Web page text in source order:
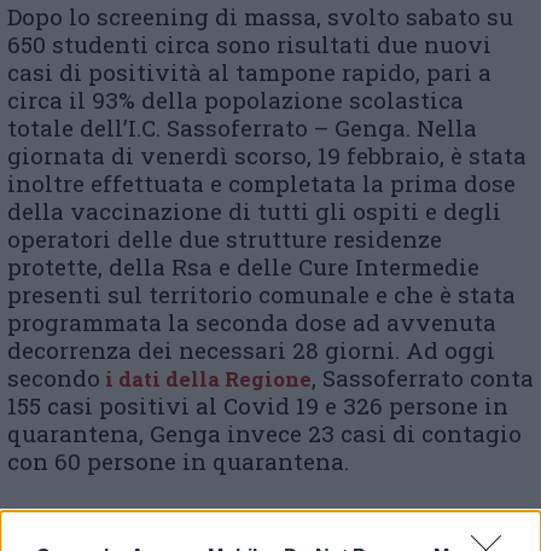
Dopo lo screening di massa, svolto sabato su
650 studenti circa sono risultati due nuovi
casi di positività al tampone rapido, pari a
circa il 93% della popolazione scolastica
totale dell’I.C. Sassoferrato – Genga. Nella
giornata di venerdì scorso, 19 febbraio, è stata
inoltre effettuata e completata la prima dose
della vaccinazione di tutti gli ospiti e degli
operatori delle due strutture residenze
protette, della Rsa e delle Cure Intermedie
presenti sul territorio comunale e che è stata
programmata la seconda dose ad avvenuta
decorrenza dei necessari 28 giorni. Ad oggi
secondo i dati della Regione, Sassoferrato conta
155 casi positivi al Covid 19 e 326 persone in
quarantena, Genga invece 23 casi di contagio
con 60 persone in quarantena.